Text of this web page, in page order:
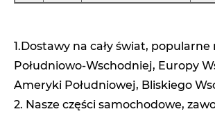
1.Dostawy na cały świat,
Południowo-Wschodniej, Europy
Ameryki Południowej, Bliskiego
2. Nasze części samochodowe,